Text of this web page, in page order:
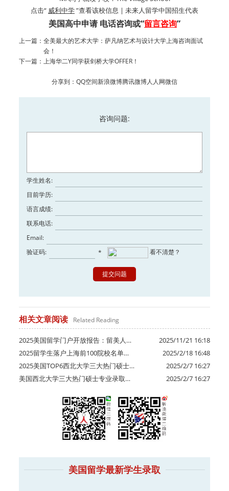
点击“ 威利中学”查看该校信息 | 未来人留学中国招生代表
美国高中申请 电话咨询或“留言咨询”
上一篇： 全美最大的艺术大学：萨凡纳艺术与设计大学上海咨询面试
会！
下一篇： 上海华二Y同学获剑桥大学OFFER！
分享到： QQ空间新浪微博腾讯微博人人网微信
咨询问题:
学生姓名:
目前学历:
语言成绩:
联系电话:
Email:
验证码:
看不清楚？
*
相关文章阅读 Related Reading
2025/11/21 16:18
2025美国留学门户开放报告：留美人…
2025/2/18 16:48
2025留学生落户上海前100院校名单…
2025/2/7 16:27
2025美国TOP6西北大学三大热门硕士…
2025/2/7 16:27
美国西北大学三大热门硕士专业录取…
美国留学最新学生录取